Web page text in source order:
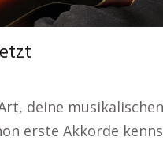
deine
erste Akkorde